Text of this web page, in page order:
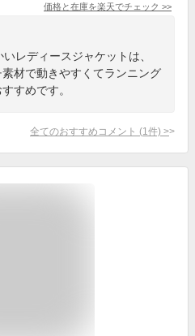
価格と在庫を楽天でチェック >>
レディースジャケットは、
材で動きやすくてランニング
すめです。
全てのおすすめコメント (1 件) >